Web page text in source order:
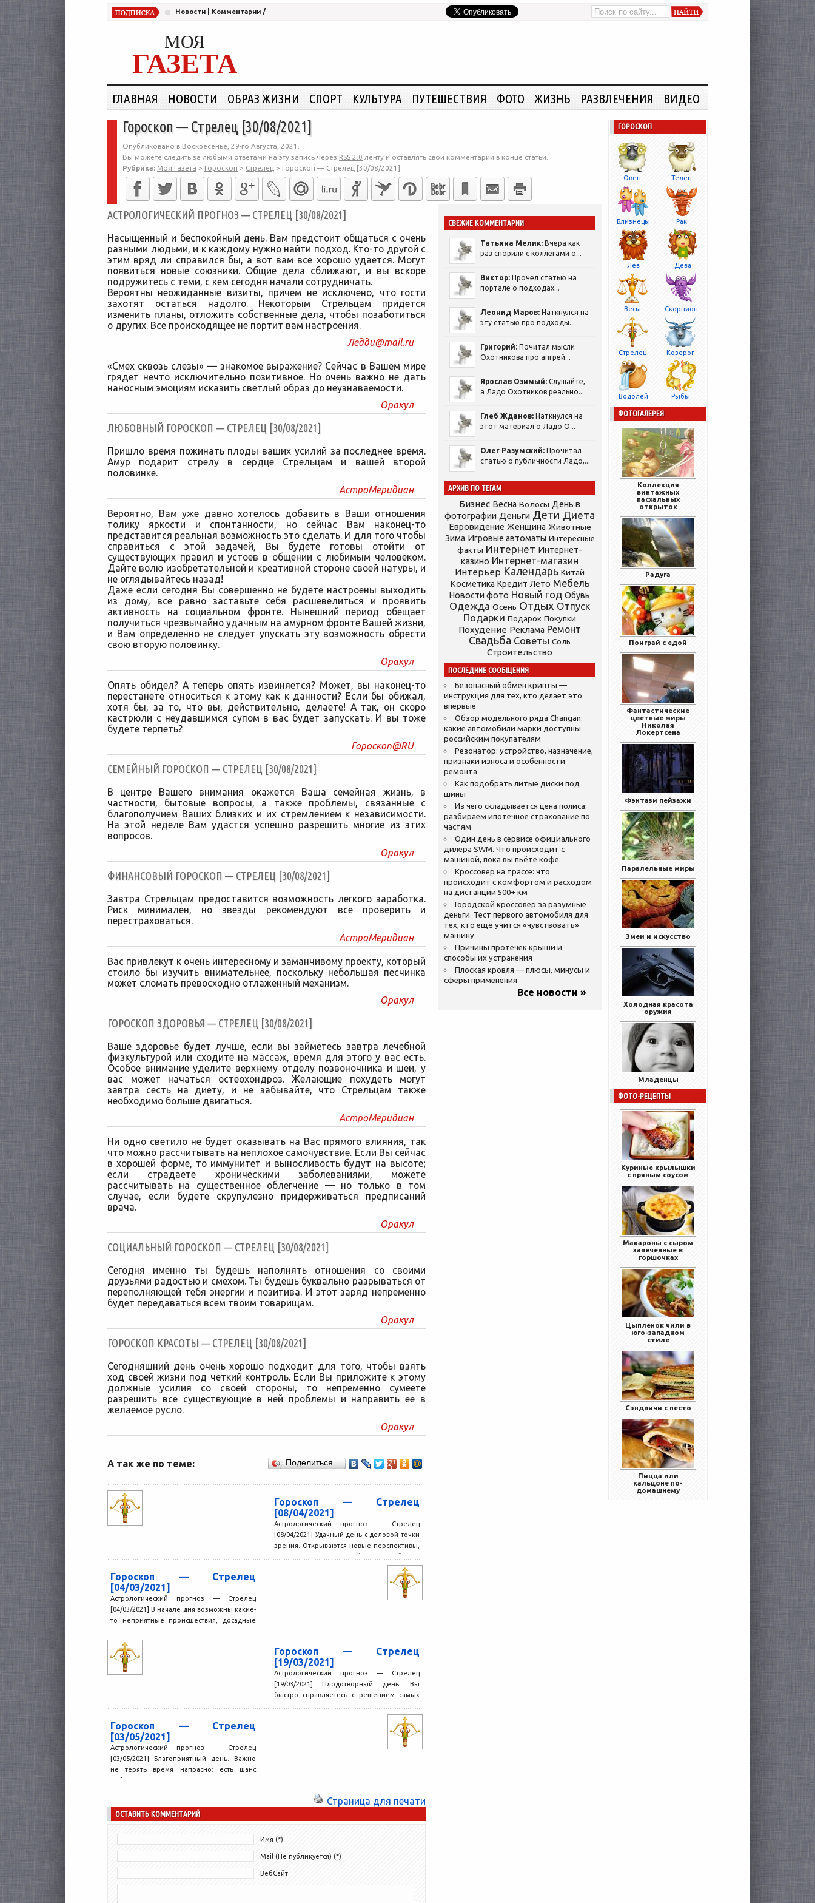
Новости Комментарии /
МОЯ
ГАЗЕТА
ГЛАВНАЯ НОВОСТИ ОБРАЗ ЖИЗНИ СПОРТ КУЛЬТУРА ПУТЕШЕСТВИЯ ФОТО ЖИЗНЬ РАЗВЛЕЧЕНИЯ ВИДЕО
Гороскоп — Стрелец [30/08/2021]
Опубликовано в Воскресенье, 29-го Августа, 2021.
Вы можете следить за любыми ответами на эту запись через RSS 2.0 ленту и оставлять свои комментарии в конце статьи.
Рубрика: Моя газета > Гороскоп > Стрелец > Гороскоп — Стрелец [30/08/2021]
АСТРОЛОГИЧЕСКИЙ ПРОГНОЗ — СТРЕЛЕЦ [30/08/2021]
Насыщенный и беспокойный день. Вам предстоит общаться с очень
разными людьми, и к каждому нужно найти подход. Кто-то другой с
этим вряд ли справился бы, а вот вам все хорошо удается. Могут
появиться новые союзники. Общие дела сближают, и вы вскоре
подружитесь с теми, с кем сегодня начали сотрудничать.
Вероятны неожиданные визиты, причем не исключено, что гости
захотят остаться надолго. Некоторым Стрельцам придется
изменить планы, отложить собственные дела, чтобы позаботиться
о других. Все происходящее не портит вам настроения.
Ледди@mail.ru
«Смех сквозь слезы» — знакомое выражение? Сейчас в Вашем мире
грядет нечто исключительно позитивное. Но очень важно не дать
наносным эмоциям исказить светлый образ до неузнаваемости.
Оракул
ЛЮБОВНЫЙ ГОРОСКОП — СТРЕЛЕЦ [30/08/2021]
Пришло время пожинать плоды ваших усилий за последнее время.
Амур подарит стрелу в сердце Стрельцам и вашей второй
половинке.
АстроМеридиан
Вероятно, Вам уже давно хотелось добавить в Ваши отношения
толику яркости и спонтанности, но сейчас Вам наконец-то
представится реальная возможность это сделать. И для того чтобы
справиться с этой задачей, Вы будете готовы отойти от
существующих правил и устоев в общении с любимым человеком.
Дайте волю изобретательной и креативной стороне своей натуры, и
не оглядывайтесь назад!
Даже если сегодня Вы совершенно не будете настроены выходить
из дому, все равно заставьте себя расшевелиться и проявить
активность на социальном фронте. Нынешний период обещает
получиться чрезвычайно удачным на амурном фронте Вашей жизни,
и Вам определенно не следует упускать эту возможность обрести
свою вторую половинку.
Оракул
Опять обидел? А теперь опять извиняется? Может, вы наконец-то
перестанете относиться к этому как к данности? Если бы обижал,
хотя бы, за то, что вы, действительно, делаете! А так, он скоро
кастрюли с неудавшимся супом в вас будет запускать. И вы тоже
будете терпеть?
Гороскоп@RU
CЕМЕЙНЫЙ ГОРОСКОП — СТРЕЛЕЦ [30/08/2021]
В центре Вашего внимания окажется Ваша семейная жизнь, в
частности, бытовые вопросы, а также проблемы, связанные с
благополучием Ваших близких и их стремлением к независимости.
На этой неделе Вам удастся успешно разрешить многие из этих
вопросов.
Оракул
ФИНАНСОВЫЙ ГОРОСКОП — СТРЕЛЕЦ [30/08/2021]
Завтра Стрельцам предоставится возможность легкого заработка.
Риск минимален, но звезды рекомендуют все проверить и
перестраховаться.
АстроМеридиан
Вас привлекут к очень интересному и заманчивому проекту, который
стоило бы изучить внимательнее, поскольку небольшая песчинка
может сломать превосходно отлаженный механизм.
Оракул
ГОРОСКОП ЗДОРОВЬЯ — СТРЕЛЕЦ [30/08/2021]
Ваше здоровье будет лучше, если вы займетесь завтра лечебной
физкультурой или сходите на массаж, время для этого у вас есть.
Особое внимание уделите верхнему отделу позвоночника и шеи, у
вас может начаться остеохондроз. Желающие похудеть могут
завтра сесть на диету, и не забывайте, что Стрельцам также
необходимо больше двигаться.
АстроМеридиан
Ни одно светило не будет оказывать на Вас прямого влияния, так
что можно рассчитывать на неплохое самочувствие. Если Вы сейчас
в хорошей форме, то иммунитет и выносливость будут на высоте;
если страдаете хроническими заболеваниями, можете
рассчитывать на существенное облегчение — но только в том
случае, если будете скрупулезно придерживаться предписаний
врача.
Оракул
CОЦИАЛЬНЫЙ ГОРОСКОП — СТРЕЛЕЦ [30/08/2021]
Сегодня именно ты будешь наполнять отношения со своими
друзьями радостью и смехом. Ты будешь буквально разрываться от
переполняющей тебя энергии и позитива. И этот заряд непременно
будет передаваться всем твоим товарищам.
Оракул
ГОРОСКОП КРАСОТЫ — СТРЕЛЕЦ [30/08/2021]
Сегодняшний день очень хорошо подходит для того, чтобы взять
ход своей жизни под четкий контроль. Если Вы приложите к этому
должные усилия со своей стороны, то непременно сумеете
разрешить все существующие в ней проблемы и направить ее в
желаемое русло.
Оракул
А так же по теме: Поделиться…
Гороскоп — Стрелец
[08/04/2021]
Астрологический прогноз — Стрелец
[08/04/2021] Удачный день с деловой точки
зрения. Открываются новые перспективы,
не исключено, что вы найдете способ...
Гороскоп — Стрелец
[04/03/2021]
Астрологический прогноз — Стрелец
[04/03/2021] В начале дня возможны какие-
то неприятные происшествия, досадные
настроения....
Гороскоп — Стрелец
[19/03/2021]
Астрологический прогноз — Стрелец
[19/03/2021] Плодотворный день. Вы
быстро справляетесь с решением самых
Гороскоп — Стрелец
[03/05/2021]
Астрологический прогноз — Стрелец
[03/05/2021] Благоприятный день. Важно
не терять время напрасно: есть шанс
добиться отличных результатов во многих
Страница для печати
ОСТАВИТЬ КОММЕНТАРИЙ
Имя (*)
Mail (Не публикуется) (*)
ВебСайт
СВЕЖИЕ КОММЕНТАРИИ
Татьяна Мелик: Вчера как
раз спорили с коллегами о...
Виктор: Прочел статью на
портале о подходах...
Леонид Маров: Наткнулся на
эту статью про подходы...
Григорий: Почитал мысли
Охотникова про апгрей...
Ярослав Озимый: Слушайте,
а Ладо Охотников реально...
Глеб Жданов: Наткнулся на
этот материал о Ладо О...
Олег Разумский: Прочитал
статью о публичности Ладо,...
АРХИВ ПО ТЕГАМ
Бизнес Весна Волосы День в
фотографии Деньги Дети Диета
Евровидение Женщина Животные
Зима Игровые автоматы Интересные
факты Интернет Интернет-
казино Интернет-магазин
Интерьер Календарь Китай
Косметика Кредит Лето Мебель
Новости фото Новый год Обувь
Одежда Осень Отдых Отпуск
Подарки Подарок Покупки
Похудение Реклама Ремонт
Свадьба Советы Соль
Строительство
ПОСЛЕДНИЕ СООБЩЕНИЯ
Безопасный обмен крипты —
инструкция для тех, кто делает это
впервые
Обзор модельного ряда Changan:
какие автомобили марки доступны
российским покупателям
Резонатор: устройство, назначение,
признаки износа и особенности
ремонта
Как подобрать литые диски под
шины
Из чего складывается цена полиса:
разбираем ипотечное страхование по
частям
Один день в сервисе официального
дилера SWM. Что происходит с
машиной, пока вы пьёте кофе
Кроссовер на трассе: что
происходит с комфортом и расходом
на дистанции 500+ км
Городской кроссовер за разумные
деньги. Тест первого автомобиля для
тех, кто ещё учится «чувствовать»
машину
Причины протечек крыши и
способы их устранения
Плоская кровля — плюсы, минусы и
сферы применения
Все новости »
ГОРОСКОП
Овен Телец
Близнецы Рак
Лев Дева
Весы Скорпион
Стрелец Козерог
Водолей Рыбы
ФОТОГАЛЕРЕЯ
Коллекция
винтажных
пасхальных
открыток
Радуга
Поиграй с едой
Фантастические
цветные миры
Николая
Локертсена
Фэнтази пейзажи
Паралельные миры
Змеи и искусство
Холодная красота
оружия
Младенцы
ФОТО-РЕЦЕПТЫ
Куриные крылышки
с пряным соусом
Макароны с сыром
запеченные в
горшочках
Цыпленок чили в
юго-западном
стиле
Сэндвичи с песто
Пицца или
кальцоне по-
домашнему